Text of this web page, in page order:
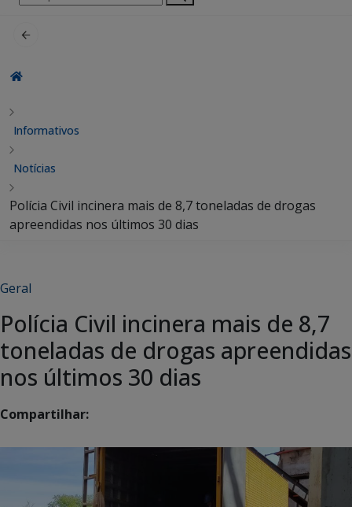
por:
Informativos
Notícias
Polícia Civil incinera mais de 8,7 toneladas de drogas
apreendidas nos últimos 30 dias
Geral
Polícia Civil incinera mais de 8,7
toneladas de drogas apreendidas
nos últimos 30 dias
Compartilhar: